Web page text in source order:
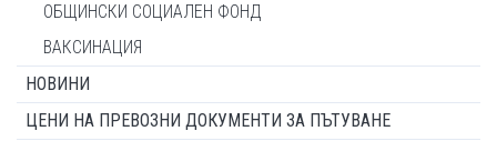
ОБЩИНСКИ СОЦИАЛЕН ФОНД
ВАКСИНАЦИЯ
НОВИНИ
ЦЕНИ НА ПРЕВОЗНИ ДОКУМЕНТИ ЗА ПЪТУВАНЕ